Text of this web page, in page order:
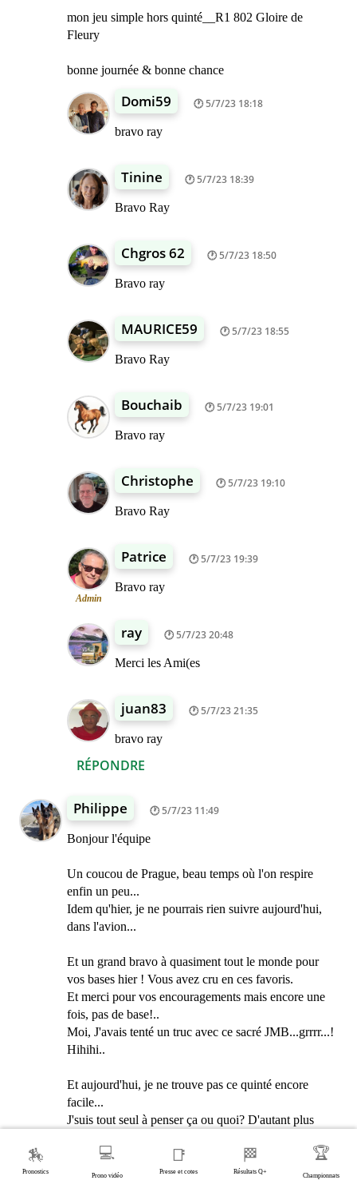
mon jeu simple hors quinté__R1 802 Gloire de
Fleury
bonne journée & bonne chance
RÉPONDRE
Domi59 5/7/23 18:18
bravo ray
Tinine 5/7/23 18:39
Bravo Ray
Chgros 62 5/7/23 18:50
Bravo ray
MAURICE59 5/7/23 18:55
Bravo Ray
Bouchaib 5/7/23 19:01
Bravo ray
Christophe 5/7/23 19:10
Bravo Ray
Admin
Patrice 5/7/23 19:39
Bravo ray
ray 5/7/23 20:48
Merci les Ami(es
juan83 5/7/23 21:35
bravo ray
Philippe 5/7/23 11:49
Bonjour l'équipe
Un coucou de Prague, beau temps où l'on respire
enfin un peu...
Idem qu'hier, je ne pourrais rien suivre aujourd'hui,
dans l'avion...
Et un grand bravo à quasiment tout le monde pour
vos bases hier ! Vous avez cru en ces favoris.
Et merci pour vos encouragements mais encore une
fois, pas de base!..
Moi, J'avais tenté un truc avec ce sacré JMB...grrrr...!
Hihihi..
Et aujourd'hui, je ne trouve pas ce quinté encore
facile...
J'suis tout seul à penser ça ou quoi? D'autant plus
dans le prix F.Lecellier où il va être sympa de voir la
bataille finale...dont mon jeu simple...
🏇
Pronostics
💻
Prono vidéo
📑
Presse et cotes
🏁
Résultats Q+
🏆
Championnats